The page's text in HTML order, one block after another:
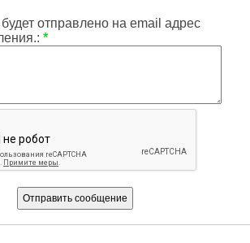
отправлено на email адрес
*